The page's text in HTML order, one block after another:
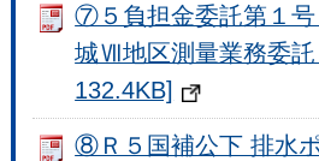
⑦５負担金委託第１
城Ⅶ地区測量業務委託
132.4KB]
⑧Ｒ５国補公下 排水